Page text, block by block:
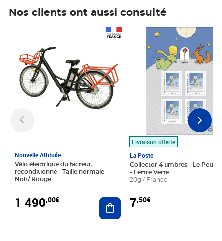
Nos clients ont aussi consulté
Nouvelle Attitude
Vélo électrique du facteur,
reconditionné - Taille normale -
Noir/ Rouge
1 490,00€ Ajouter au panier
Livraison offerte
La Poste
Collector 4 timbres - Le Petit
- Lettre Verte
20g / France
7,50€
Prix 7,50€